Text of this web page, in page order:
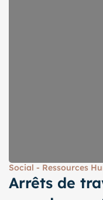
Social - Ressources
Arrêts de